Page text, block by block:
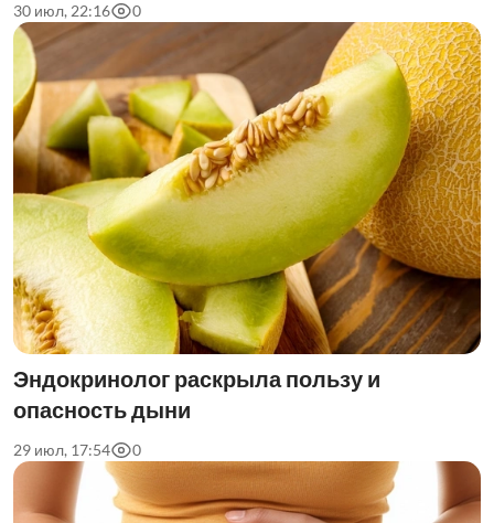
30 июл, 22:16 0
Эндокринолог раскрыла пользу и
опасность дыни
29 июл, 17:54 0